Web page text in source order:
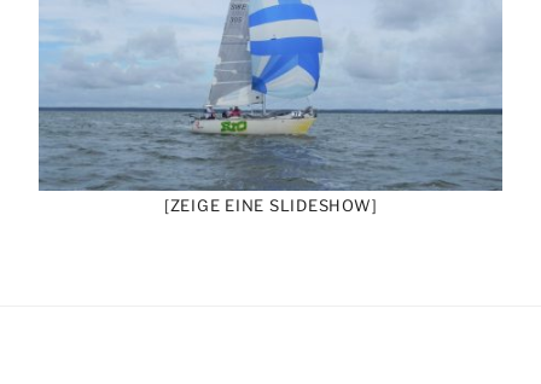
[ZEIGE EINE SLIDESHOW]